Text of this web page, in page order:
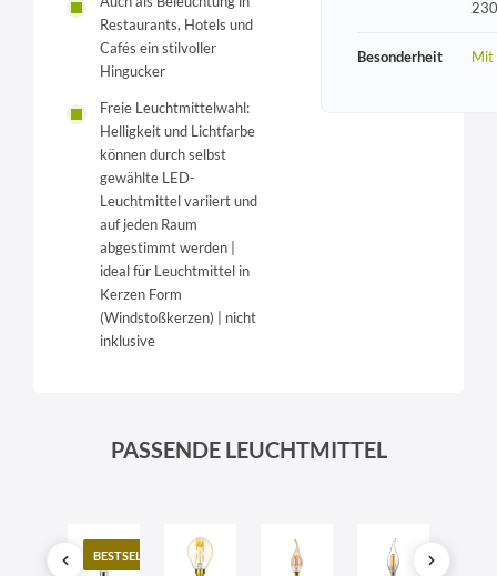
Restaurants, Hotels und
Cafés ein stilvoller
Hingucker
Freie Leuchtmittelwahl:
Helligkeit und Lichtfarbe
können durch selbst
gewählte LED-
Leuchtmittel variiert und
auf jeden Raum
abgestimmt werden |
ideal für Leuchtmittel in
Kerzen Form
(Windstoßkerzen) | nicht
inklusive
Besonderheit Mit
PASSENDE LEUCHTMITTEL
BESTSELLER